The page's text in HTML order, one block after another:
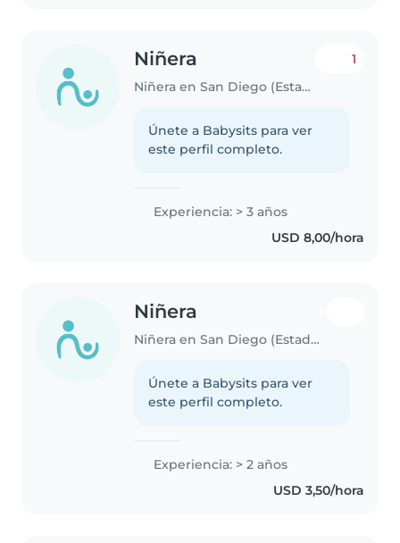
Niñera
Niñera en San Diego (Estado Carabobo)
1
Únete a Babysits para ver
este perfil completo.
Experiencia: > 3 años
USD 8,00/hora
Niñera
Niñera en San Diego (Estado Carabobo)
Únete a Babysits para ver
este perfil completo.
Experiencia: > 2 años
USD 3,50/hora